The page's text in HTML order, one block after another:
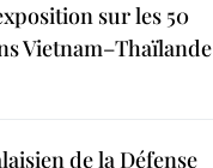
sur les 50
Vietnam–Thaïlande
de la Défense